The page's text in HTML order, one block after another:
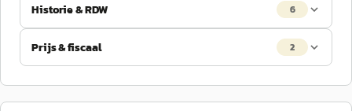
Historie & RDW 6
Prijs & fiscaal 2